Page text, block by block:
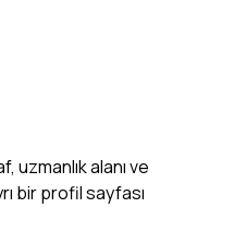
uzmanlık alanı ve
bir profil sayfası